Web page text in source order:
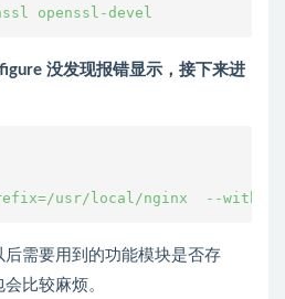
openssl-devel
没发现报错显示，接下来进
usr/local/nginx  --with-
需要用到的功能模块是否存
比较麻烦。